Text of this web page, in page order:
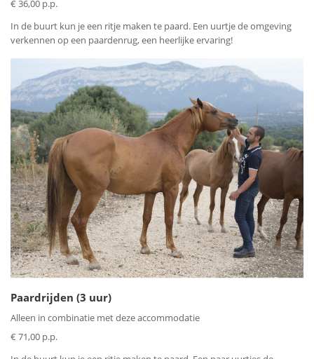
€ 36,00 p.p.
In de buurt kun je een ritje maken te paard. Een uurtje de omgeving
verkennen op een paardenrug, een heerlijke ervaring!
Paardrijden (3 uur)
Alleen in combinatie met deze accommodatie
€ 71,00 p.p.